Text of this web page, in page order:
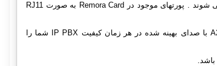
Remora Card برای 24 پورت FXO در کارت A200DE می توانید اضافه نمایید که به صورت Backplane به هم متصل می شوند . پورتهای موجود در Remora Card به صورت RJ11
Sangoma A200DE کاملا با سیستم های استریسک ، الستیکس ،Free Switch و MS Lync سازگار می باشد . A200DE با صدای بهینه شده در هر زمان کیفیت IP PBX شما را